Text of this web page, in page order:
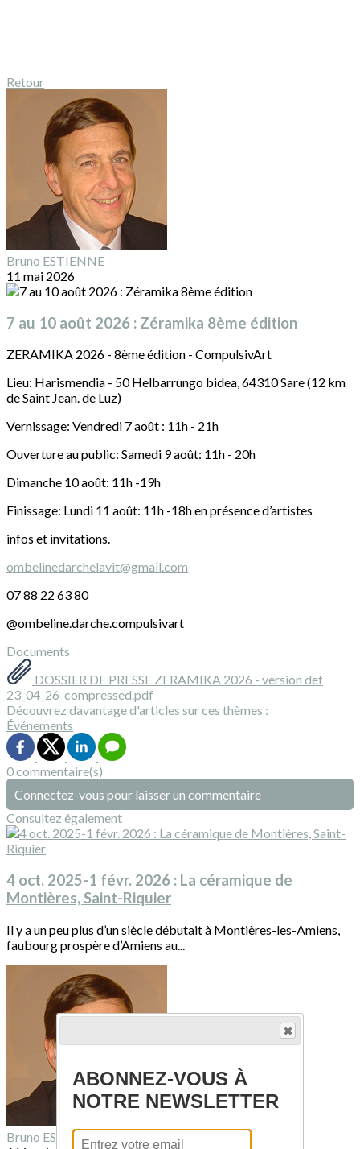
Retour
Bruno ESTIENNE
11 mai 2026
7 au 10 août 2026 : Zéramika 8ème édition
ZERAMIKA 2026 - 8ème édition - CompulsivArt
Lieu: Harismendia - 50 Helbarrungo bidea, 64310 Sare (12 km
de Saint Jean. de Luz)
Vernissage: Vendredi 7 août : 11h - 21h
Ouverture au public: Samedi 9 août: 11h - 20h
Dimanche 10 août: 11h -19h
Finissage: Lundi 11 août: 11h -18h en présence d’artistes
infos et invitations.
ombelinedarchelavit@gmail.com
07 88 22 63 80
@ombeline.darche.compulsivart
Documents
DOSSIER DE PRESSE ZERAMIKA 2026 - version def
23_04_26_compressed.pdf
Découvrez davantage d'articles sur ces thèmes :
Événements
0 commentaire(s)
Connectez-vous pour laisser un commentaire
Consultez également
4 oct. 2025-1 févr. 2026 : La céramique de
Montières, Saint-Riquier
Il y a un peu plus d’un siècle débutait à Montières-les-Amiens,
faubourg prospère d’Amiens au...
Bruno ESTIENNE
ABONNEZ-VOUS À
NOTRE NEWSLETTER